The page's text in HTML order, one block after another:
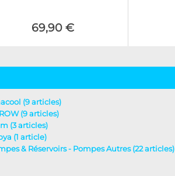
69,90 €
(9 articles)
(9 articles)
(3 articles)
(1 article)
& Réservoirs - Pompes Autres (22 articles)